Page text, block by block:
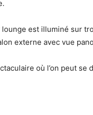
est illuminé sur
externe avec vue
où l’on peut